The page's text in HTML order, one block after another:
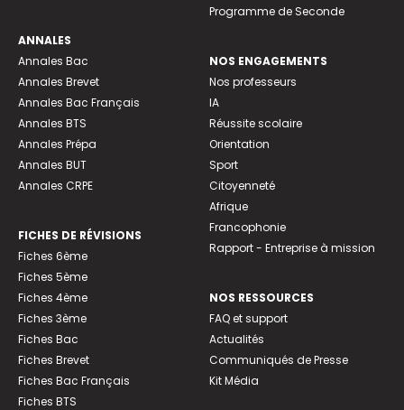
ANNALES
Annales Bac
Annales Brevet
Annales Bac Français
Annales BTS
Annales Prépa
Annales BUT
Annales CRPE
FICHES DE RÉVISIONS
Fiches 6ème
Fiches 5ème
Fiches 4ème
Fiches 3ème
Fiches Bac
Fiches Brevet
Fiches Bac Français
Fiches BTS
Programme de Seconde
NOS ENGAGEMENTS
Nos professeurs
IA
Réussite scolaire
Orientation
Sport
Citoyenneté
Afrique
Francophonie
Rapport - Entreprise à mission
NOS RESSOURCES
FAQ et support
Actualités
Communiqués de Presse
Kit Média